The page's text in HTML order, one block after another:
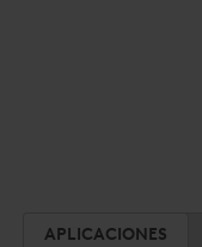
APLICACIONES